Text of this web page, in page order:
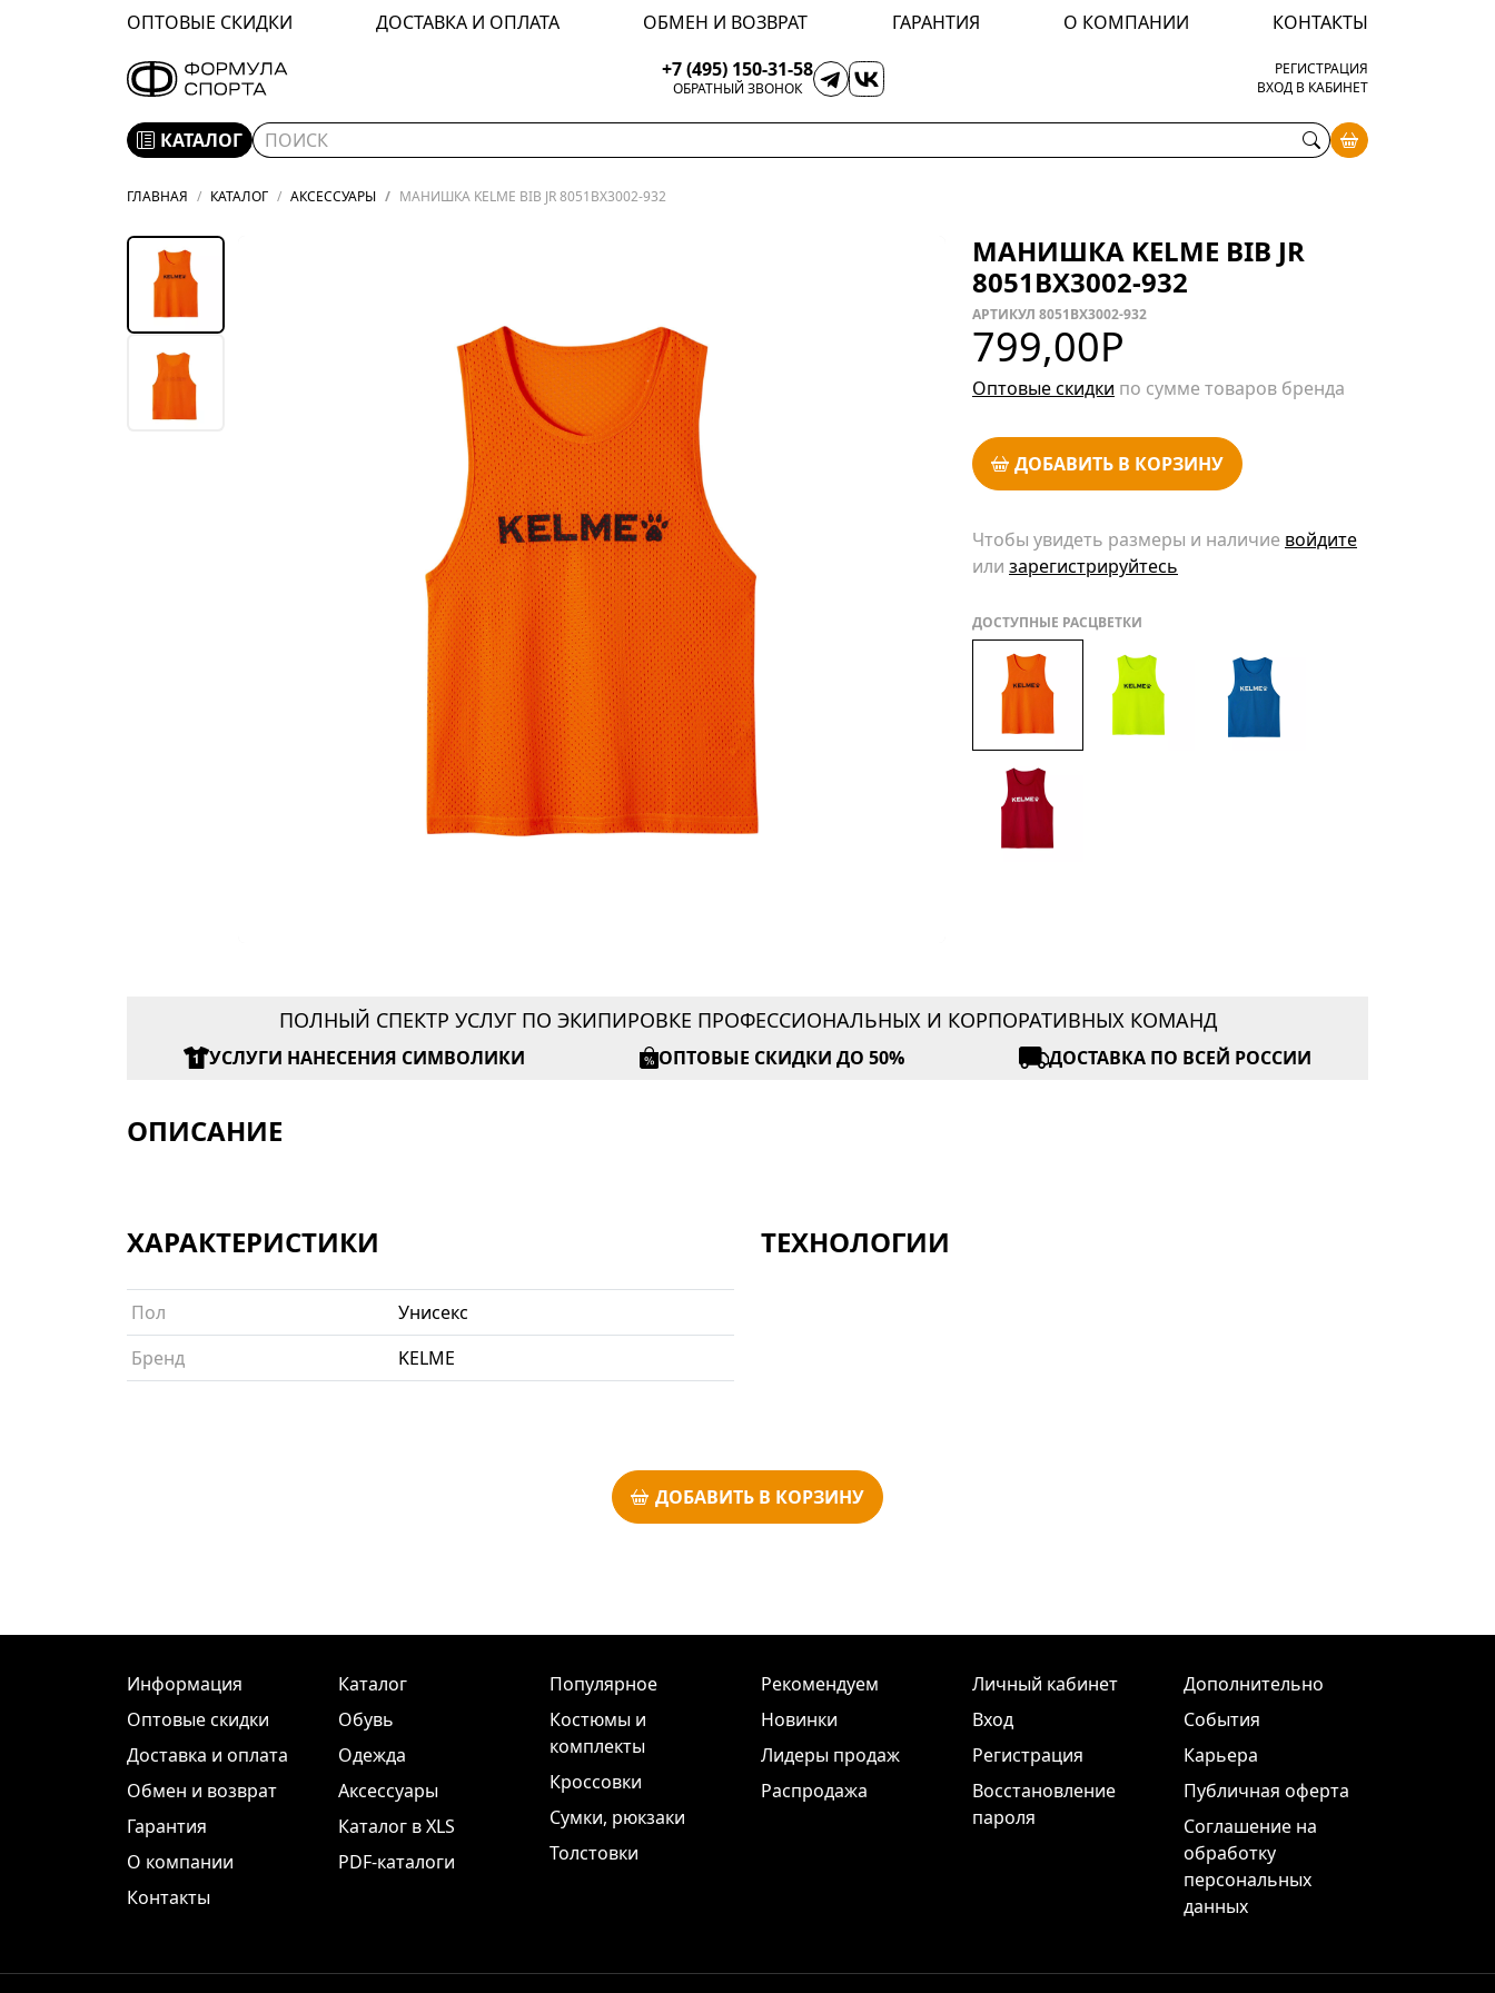
ОПТОВЫЕ СКИДКИ ДОСТАВКА И ОПЛАТА ОБМЕН И ВОЗВРАТ ГАРАНТИЯ О КОМПАНИИ
КОНТАКТЫ
+7 (495) 150-31-58
ОБРАТНЫЙ ЗВОНОК
РЕГИСТРАЦИЯ
ВХОД В КАБИНЕТ
КАТАЛОГ
ГЛАВНАЯ КАТАЛОГ АКСЕССУАРЫ МАНИШКА KELME BIB JR 8051BX3002-932
МАНИШКА KELME BIB JR
8051BX3002-932
АРТИКУЛ 8051BX3002-932
799,00Р
Оптовые скидки по сумме товаров бренда
ДОБАВИТЬ В КОРЗИНУ
Чтобы увидеть размеры и наличие войдите
или зарегистрируйтесь
ДОСТУПНЫЕ РАСЦВЕТКИ
ПОЛНЫЙ СПЕКТР УСЛУГ ПО ЭКИПИРОВКЕ ПРОФЕССИОНАЛЬНЫХ И КОРПОРАТИВНЫХ КОМАНД
УСЛУГИ НАНЕСЕНИЯ СИМВОЛИКИ ОПТОВЫЕ СКИДКИ ДО 50% ДОСТАВКА ПО ВСЕЙ РОССИИ
ОПИСАНИЕ
ХАРАКТЕРИСТИКИ
Пол
Унисекс
Бренд
KELME
ТЕХНОЛОГИИ
ДОБАВИТЬ В КОРЗИНУ
Информация
Оптовые скидки
Доставка и оплата
Обмен и возврат
Гарантия
О компании
Контакты
Каталог
Обувь
Одежда
Аксессуары
Каталог в XLS
PDF-каталоги
Популярное
Костюмы и
комплекты
Кроссовки
Сумки, рюкзаки
Толстовки
Рекомендуем
Новинки
Лидеры продаж
Распродажа
Личный кабинет
Вход
Регистрация
Восстановление
пароля
Дополнительно
События
Карьера
Публичная оферта
Соглашение на
обработку
персональных
данных